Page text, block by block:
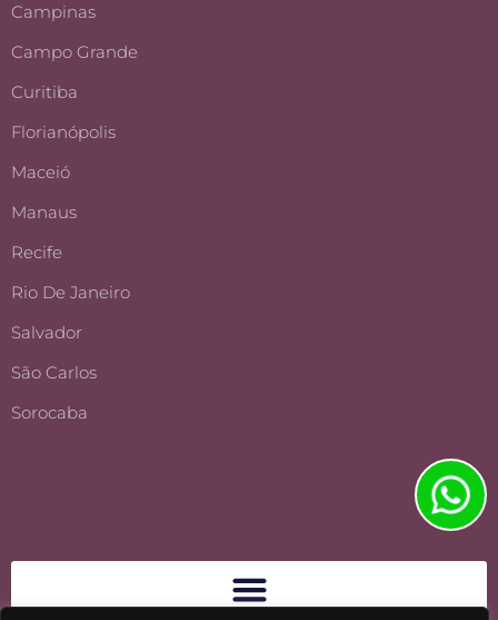
Campinas
Campo Grande
Curitiba
Florianópolis
Maceió
Manaus
Recife
Rio De Janeiro
Salvador
São Carlos
Sorocaba